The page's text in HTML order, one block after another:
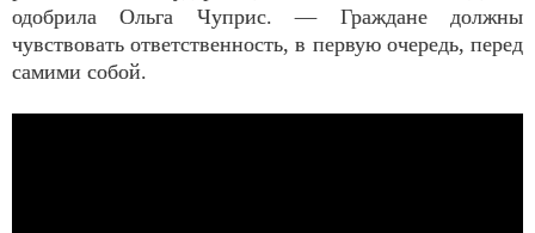
одобрила Ольга Чуприс. — Граждане должны
чувствовать ответственность, в первую очередь, перед
самими собой.